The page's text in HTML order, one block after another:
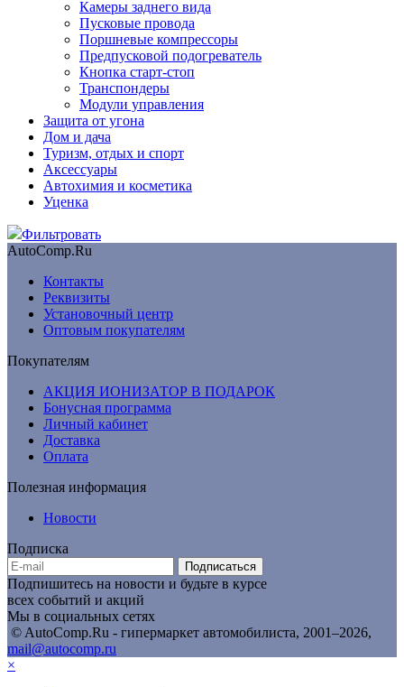
Камеры заднего вида
Пусковые провода
Поршневые компрессоры
Предпусковой подогреватель
Кнопка старт-стоп
Транспондеры
Модули управления
Защита от угона
Дом и дача
Туризм, отдых и спорт
Аксессуары
Автохимия и косметика
Уценка
Фильтровать
AutoComp.Ru
Контакты
Реквизиты
Установочный центр
Оптовым покупателям
Покупателям
АКЦИЯ ИОНИЗАТОР В ПОДАРОК
Бонусная программа
Личный кабинет
Доставка
Оплата
Полезная информация
Новости
Подписка
Подписаться
Подпишитесь на новости и будьте в курсе
всех событий и акций
Мы в социальных сетях
© AutoComp.Ru - гипермаркет автомобилиста, 2001–2026,
mail@autocomp.ru
×